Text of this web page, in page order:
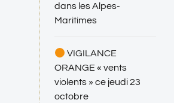
dans les Alpes-
Maritimes
VIGILANCE
ORANGE « vents
violents » ce jeudi 23
octobre